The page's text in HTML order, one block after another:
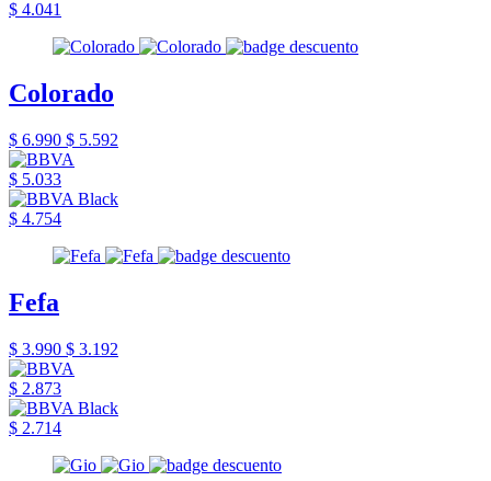
$ 4.041
Colorado
$ 6.990 $ 5.592
$ 5.033
$ 4.754
Fefa
$ 3.990 $ 3.192
$ 2.873
$ 2.714